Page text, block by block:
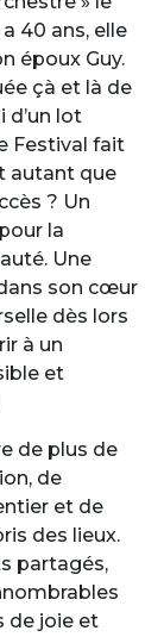
40 ans, elle
époux Guy.
çà et là de
d’un lot
Festival fait
autant que
? Un
la
Une
son cœur
dès lors
à un
et
de plus de
de
et de
des lieux.
partagés,
de joie et